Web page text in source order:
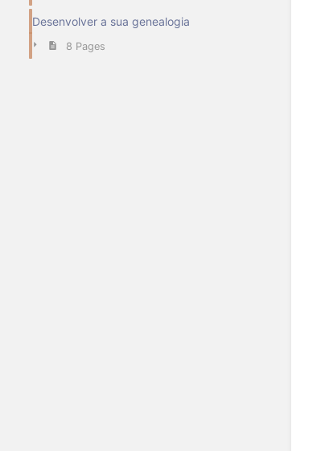
Desenvolver a sua genealogia
8 Pages